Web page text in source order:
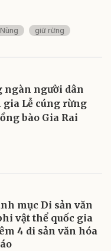
giữ rừng
ngàn người dân
gia Lễ cúng rừng
bào Gia Rai
mục Di sản văn
vật thể quốc gia
4 di sản văn hóa